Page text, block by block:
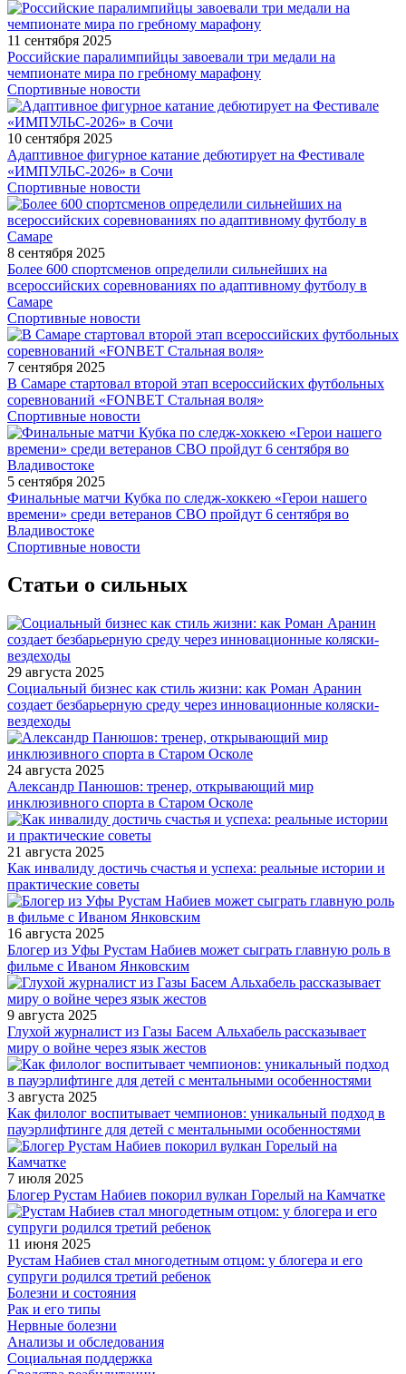
11 сентября 2025
Российские паралимпийцы завоевали три медали на
чемпионате мира по гребному марафону
Спортивные новости
10 сентября 2025
Адаптивное фигурное катание дебютирует на Фестивале
«ИМПУЛЬС-2026» в Сочи
Спортивные новости
8 сентября 2025
Более 600 спортсменов определили сильнейших на
всероссийских соревнованиях по адаптивному футболу в
Самаре
Спортивные новости
7 сентября 2025
В Самаре стартовал второй этап всероссийских футбольных
соревнований «FONBET Стальная воля»
Спортивные новости
5 сентября 2025
Финальные матчи Кубка по следж-хоккею «Герои нашего
времени» среди ветеранов СВО пройдут 6 сентября во
Владивостоке
Спортивные новости
Статьи о сильных
29 августа 2025
Социальный бизнес как стиль жизни: как Роман Аранин
создает безбарьерную среду через инновационные коляски-
вездеходы
24 августа 2025
Александр Панюшов: тренер, открывающий мир
инклюзивного спорта в Старом Осколе
21 августа 2025
Как инвалиду достичь счастья и успеха: реальные истории и
практические советы
16 августа 2025
Блогер из Уфы Рустам Набиев может сыграть главную роль в
фильме с Иваном Янковским
9 августа 2025
Глухой журналист из Газы Басем Альхабель рассказывает
миру о войне через язык жестов
3 августа 2025
Как филолог воспитывает чемпионов: уникальный подход в
пауэрлифтинге для детей с ментальными особенностями
7 июля 2025
Блогер Рустам Набиев покорил вулкан Горелый на Камчатке
11 июня 2025
Рустам Набиев стал многодетным отцом: у блогера и его
супруги родился третий ребенок
Болезни и состояния
Рак и его типы
Нервные болезни
Анализы и обследования
Социальная поддержка